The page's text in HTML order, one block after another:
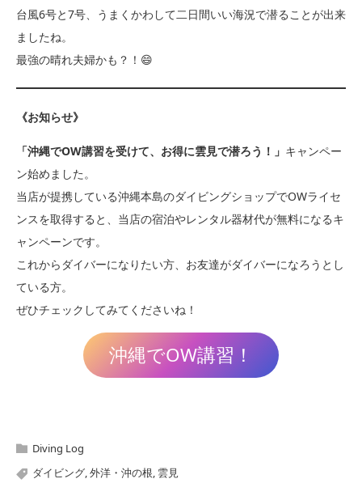
台風6号と7号、うまくかわして二日間いい海況で潜ることが出来
ましたね。
最強の晴れ夫婦かも？！😄
《お知らせ》
「沖縄でOW講習を受けて、お得に雲見で潜ろう！」 キャンペー
ン始めました。
当店が提携している沖縄本島のダイビングショップでOWライセ
ンスを取得すると、当店の宿泊やレンタル器材代が無料になるキ
ャンペーンです。
これからダイバーになりたい方、お友達がダイバーになろうとし
ている方。
ぜひチェックしてみてくださいね！
沖縄でOW講習！
Diving Log
ダイビング,外洋・沖の根, 雲見